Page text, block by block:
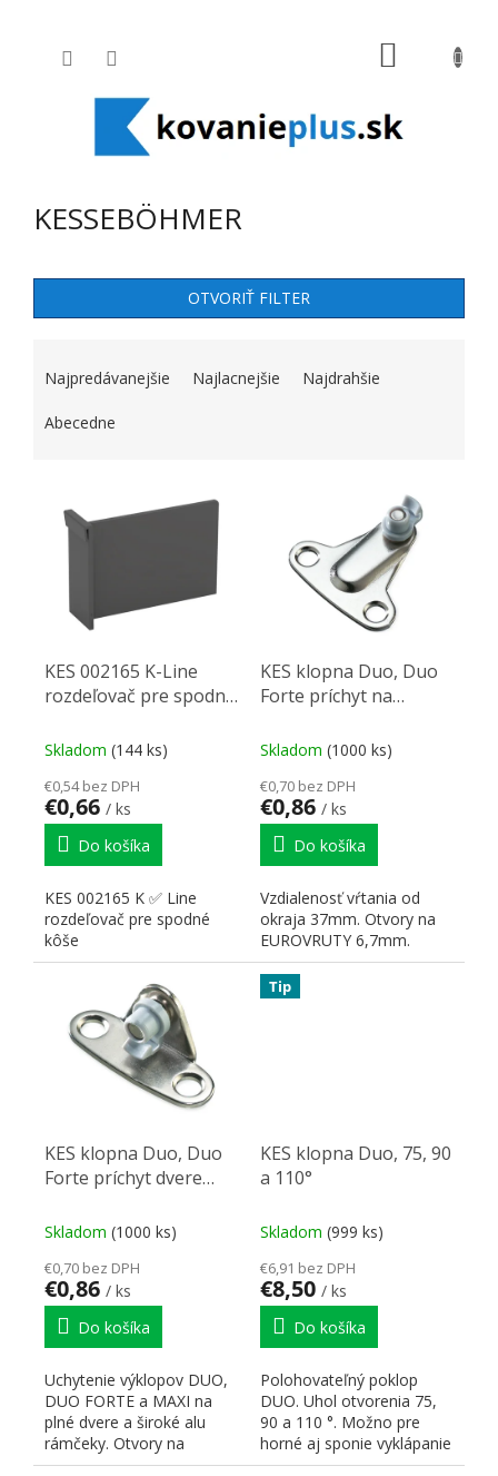
KESSEBÖHMER
OTVORIŤ FILTER
Najpredávanejšie Najlacnejšie Najdrahšie
Abecedne
KES 002165 K-Line
rozdeľovač pre spodné
Skladom (144 ks)
€0,54 bez DPH
€0,66 / ks
Do košíka
KES 002165 K ✅ Line
rozdeľovač pre spodné
kôše
KES klopna Duo, Duo
Forte príchyt na
Skladom (1000 ks)
€0,70 bez DPH
€0,86 / ks
Do košíka
Vzdialenosť vŕtania od
okraja 37mm. Otvory na
EUROVRUTY 6,7mm.
KES klopna Duo, Duo
Forte príchyt dvere
Skladom (1000 ks)
€0,70 bez DPH
€0,86 / ks
Do košíka
Uchytenie výklopov DUO,
DUO FORTE a MAXI na
plné dvere a široké alu
rámčeky. Otvory na
skrutky - 4,2mm.
Tip
KES klopna Duo, 75, 90
a 110°
Skladom (999 ks)
€6,91 bez DPH
€8,50 / ks
Do košíka
Polohovateľný poklop
DUO. Uhol otvorenia 75,
90 a 110 °. Možno pre
horné aj sponie vyklápanie
dvierok (pretočením...